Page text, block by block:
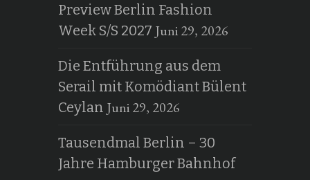
Preview Berlin Fashion
Week S/S 2027 Juni 29, 2026
Die Entführung aus dem
Serail mit Komödiant Bülent
Ceylan Juni 29, 2026
Tausendmal Berlin – 30
Jahre Hamburger Bahnhof